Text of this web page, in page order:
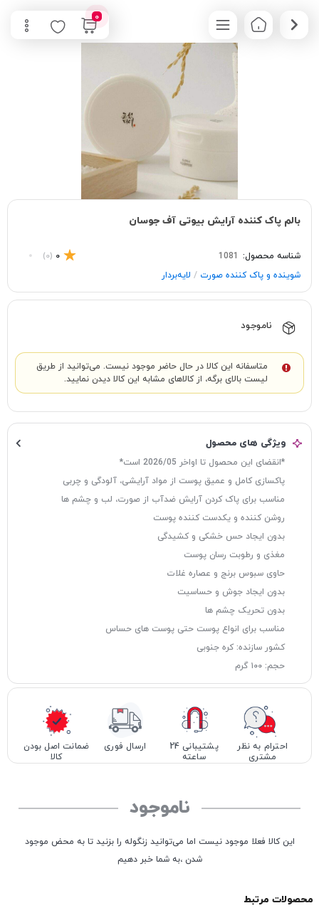
0
بالم پاک کننده آرایش بیوتی آف جوسان
شناسه محصول: 1081
0
(0)
شوینده و پاک‌ کننده صورت / لایه‌بردار
ناموجود
متاسفانه این کالا در حال حاضر موجود نیست. می‌توانید از طریق
لیست بالای برگه، از کالاهای مشابه این کالا دیدن نمایید.
ویژگی های محصول
*انقضای این محصول تا اواخر 2026/05 است*
پاکسازی کامل و عمیق پوست از مواد آرایشی، آلودگی و چربی
مناسب برای پاک کردن آرایش ضدآب از صورت، لب و چشم ها
روشن کننده و یکدست کننده پوست
بدون ایجاد حس خشکی و کشیدگی
مغذی و رطوبت رسان پوست
حاوی سبوس برنج و عصاره غلات
بدون ایجاد جوش و حساسیت
بدون تحریک چشم ها
مناسب برای انواع پوست حتی پوست های حساس
کشور سازنده: کره جنوبی
حجم: ۱۰۰ گرم
احترام به نظر
مشتری
پشتیبانی 24
ساعته
ارسال فوری
ضمانت اصل بودن
کالا
ناموجود
این کالا فعلا موجود نیست اما می‌توانید زنگوله را بزنید تا به محض موجود
شدن ،به شما خبر دهیم
محصولات مرتبط